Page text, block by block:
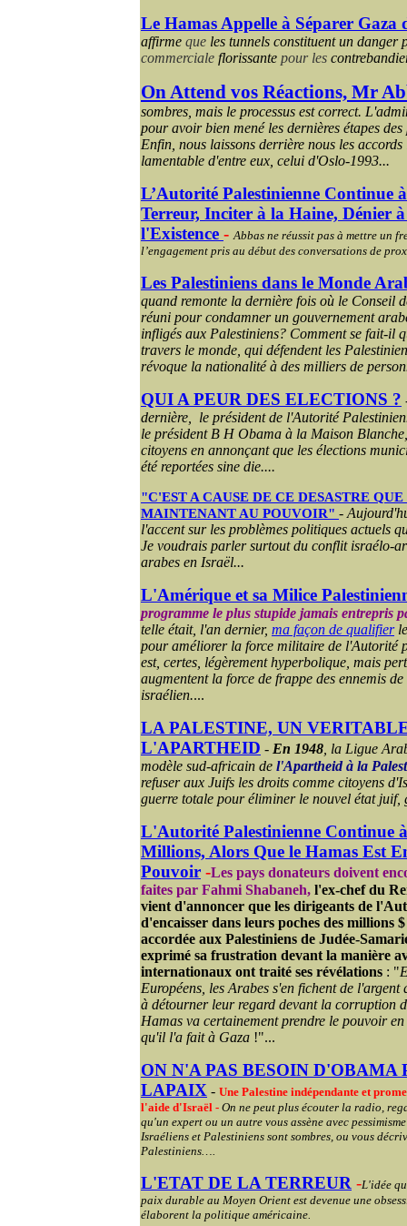
Le Hamas Appelle à Séparer Gaza
affirme que les tunnels constituent un danger
commerciale florissante pour les
On Attend vos Réactions, Mr
sombres, mais le processus est correct.
pour avoir bien mené les dernières étapes
Enfin, nous laissons derrière nous les
lamentable d'entre eux, celui d'Oslo-1993...
L’Autorité Palestinienne Continue
Terreur, Inciter à la Haine, Dénier
l'Existence - Abbas ne réussit pas à mettre un
l’engagement pris au début des conversations de
Les Palestiniens dans le Monde
quand remonte la dernière fois où le Conseil
réuni pour condamner un gouvernement
infligés aux Palestiniens? Comment se fait-il
travers le monde, qui défendent les
révoque la nationalité à des milliers de
QUI A PEUR DES ELECTIONS ?
dernière,
le président de l'Autorité
le président B H Obama à la Maison
citoyens en annonçant que les élections
été reportées sine die....
"C'EST A CAUSE DE CE DESASTRE
MAINTENANT AU POUVOIR" -
l'accent sur les problèmes politiques actuels
Je voudrais parler surtout du conflit israélo-
arabes en Israël...
L'Amérique et sa Milice
programme le plus stupide jamais entrepris
telle était, l'an dernier, ma façon de qualifier
pour améliorer la force militaire de l'Autorité
est, certes, légèrement hyperbolique, mais
augmentent la force de frappe des ennemis
israélien....
LA PALESTINE, UN
L'APARTHEID - En 1948 , la Ligue
modèle sud-africain de l'Apartheid à la
refuser aux Juifs les droits comme citoyens
guerre totale pour éliminer le nouvel état juif,
L'Autorité Palestinienne Continue
Millions, Alors Que le Hamas Est
Pouvoir -Les pays donateurs doivent
faites par Fahmi Shabaneh, l'ex-chef du
vient d'annoncer que les dirigeants de
d'encaisser dans leurs poches des millions
accordée aux Palestiniens de Judée-
exprimé sa frustration devant la manière
internationaux ont traité ses révélations : "
Européens, les Arabes s'en fichent de
à détourner leur regard devant la corruption
Hamas va certainement prendre le pouvoir
qu'il l'a fait à Gaza !"...
ON N'A PAS BESOIN D'OBAMA
LAPAIX - Une Palestine indépendante et
l'aide d'Israël - On ne peut plus écouter la radio,
qu'un expert ou un autre vous assène avec
Israéliens et Palestiniens sont sombres, ou vous
Palestiniens….
L'ETAT DE LA TERREUR -L'idée
paix durable au Moyen Orient est devenue une
élaborent la politique américaine.